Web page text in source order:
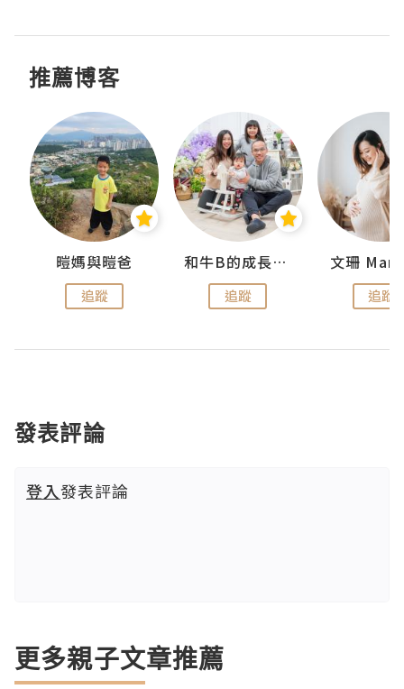
推薦博客
暟媽與暟爸
追蹤
和牛B的成長日記
追蹤
文珊
追蹤
發表評論
登入發表評論
更多親子文章推薦